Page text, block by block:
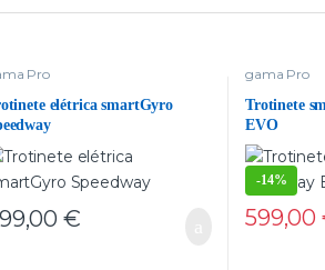
Pro
elétrica smartGyro
€
gama Pro
Trotinete
EVO
-14%
599,00